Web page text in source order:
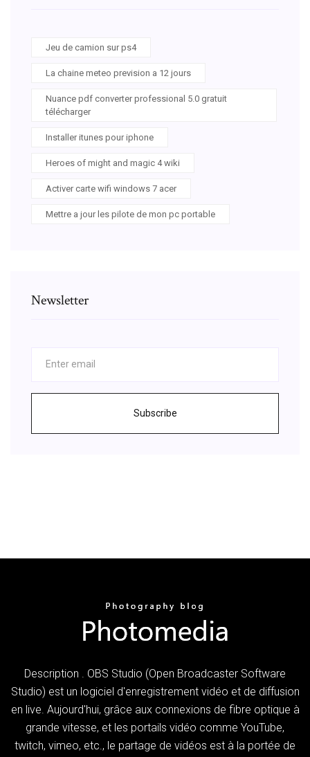
Jeu de camion sur ps4
La chaine meteo prevision a 12 jours
Nuance pdf converter professional 5.0 gratuit
télécharger
Installer itunes pour iphone
Heroes of might and magic 4 wiki
Activer carte wifi windows 7 acer
Mettre a jour les pilote de mon pc portable
Newsletter
Subscribe
Description . OBS Studio (Open Broadcaster Software
Studio) est un logiciel d'enregistrement vidéo et de diffusion
en live. Aujourd'hui, grâce aux connexions de fibre optique à
grande vitesse, et les portails vidéo comme YouTube,
twitch, vimeo, etc., le partage de vidéos est à la portée de